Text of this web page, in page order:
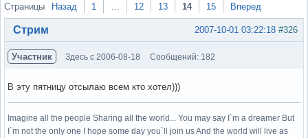
Страницы Назад 1 … 12 13 14 15 Вперед
#326
2007-10-01 03:22:18
Стрим
Участник Здесь с 2006-08-18 Сообщений: 182
В эту пятницу отсылаю всем кто хотел)))
Imagine all the people Sharing all the world... You may say I`m a dreamer But
I`m not the only one I hope some day you`ll join us And the world will live as